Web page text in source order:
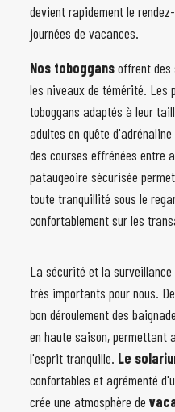
devient rapidement le
journées de vacances.
Nos toboggansoffrent des
les niveaux de témérité. Les
toboggans adaptés à leur
adultes en quête
des courses effrénées entre
pataugeoire sécurisée
toute tranquillité sous le
confortablement sur les
La sécurité et la
très importants pour nous.
bon déroulement des
en haute saison, permettant
l'esprit tranquille. Le
confortables et agrémenté
crée une atmosphère de